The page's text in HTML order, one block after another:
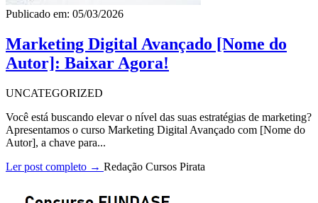
Publicado em: 05/03/2026
Marketing Digital Avançado [Nome do
Autor]: Baixar Agora!
UNCATEGORIZED
Você está buscando elevar o nível das suas estratégias de marketing?
Apresentamos o curso Marketing Digital Avançado com [Nome do
Autor], a chave para...
Ler post completo → Redação Cursos Pirata